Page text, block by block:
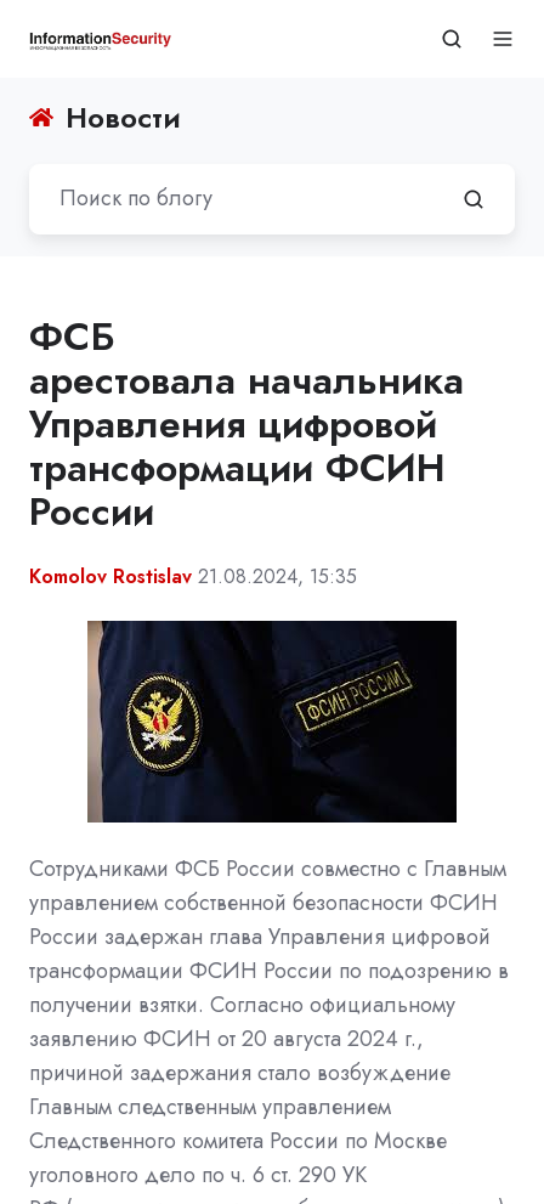
Новости
ФСБ
арестовала начальника
Управления цифровой
трансформации ФСИН
России
Komolov Rostislav 21.08.2024, 15:35
Сотрудниками ФСБ России совместно с Главным
управлением собственной безопасности ФСИН
России задержан глава Управления цифровой
трансформации ФСИН России по подозрению в
получении взятки. Согласно официальному
заявлению ФСИН от 20 августа 2024 г.,
причиной задержания стало возбуждение
Главным следственным управлением
Следственного комитета России по Москве
уголовного дело по ч. 6 ст. 290 УК